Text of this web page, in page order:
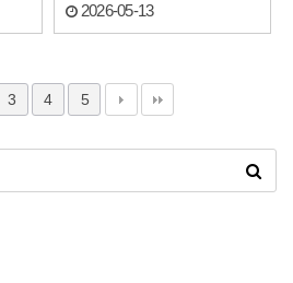
2026-05-13
3 4 5